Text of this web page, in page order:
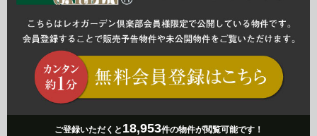
ご登録いただくと 18,953件の物件が閲覧可能です！